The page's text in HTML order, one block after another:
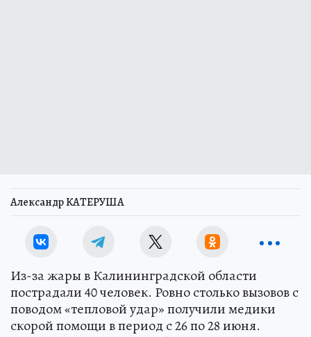
Александр КАТЕРУША
Из-за жары в Калининградской области
пострадали 40 человек. Ровно столько вызовов с
поводом «тепловой удар» получили медики
скорой помощи в период с 26 по 28 июня.